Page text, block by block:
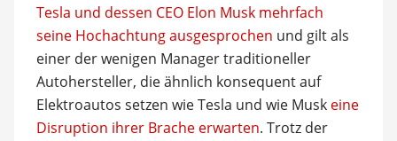
Tesla und dessen CEO Elon Musk mehrfach
seine Hochachtung ausgesprochen und gilt als
einer der wenigen Manager traditioneller
Autohersteller, die ähnlich konsequent auf
Elektroautos setzen wie Tesla und wie Musk eine
Disruption ihrer Brache erwarten. Trotz der